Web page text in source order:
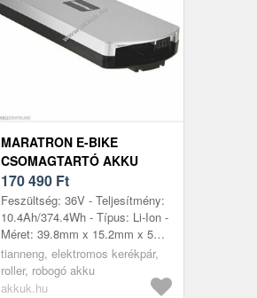
MARATRON E-BIKE
CSOMAGTARTÓ AKKU
TIANNENG TNLI-ITR 36V 10,
4AH 374WH LI-ION
170 490 Ft
Feszültség: 36V - Teljesítmény:
10.4Ah/374.4Wh - Típus: Li-Ion -
Méret: 39.8mm x 15.2mm x 5mm
- kompatibilis modellek: Cyco (
Aldi) (VP2) Prophete ...
tianneng, elektromos kerékpár,
roller, robogó akku
akkuk.hu